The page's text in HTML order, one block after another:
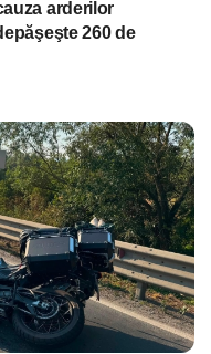
arderilor
260 de